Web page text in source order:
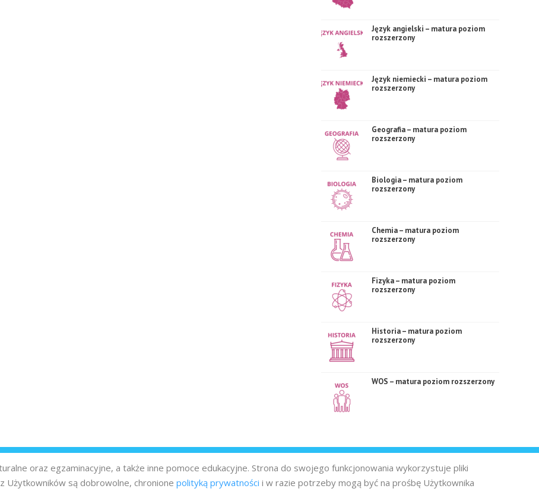
Język angielski – matura poziom
rozszerzony
Język niemiecki – matura poziom
rozszerzony
Geografia – matura poziom
rozszerzony
Biologia – matura poziom
rozszerzony
Chemia – matura poziom
rozszerzony
Fizyka – matura poziom
rozszerzony
Historia – matura poziom
rozszerzony
WOS – matura poziom rozszerzony
oraz egzaminacyjne, a także inne pomoce edukacyjne. Strona do swojego funkcjonowania wykorzystuje pliki
Użytkowników są dobrowolne, chronione polityką prywatności i w razie potrzeby mogą być na prośbę Użytkownika